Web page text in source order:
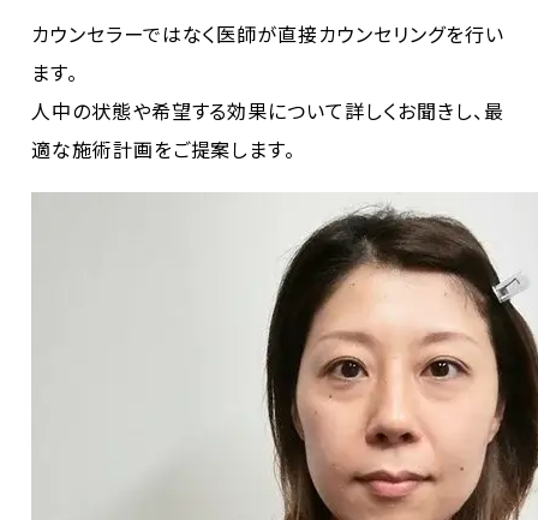
カウンセラーではなく医師が直接カウンセリングを行い
ます。
人中の状態や希望する効果について詳しくお聞きし、最
適な施術計画をご提案します。